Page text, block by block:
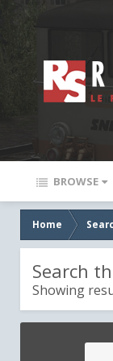
BROWSE
Home
Search
Showing